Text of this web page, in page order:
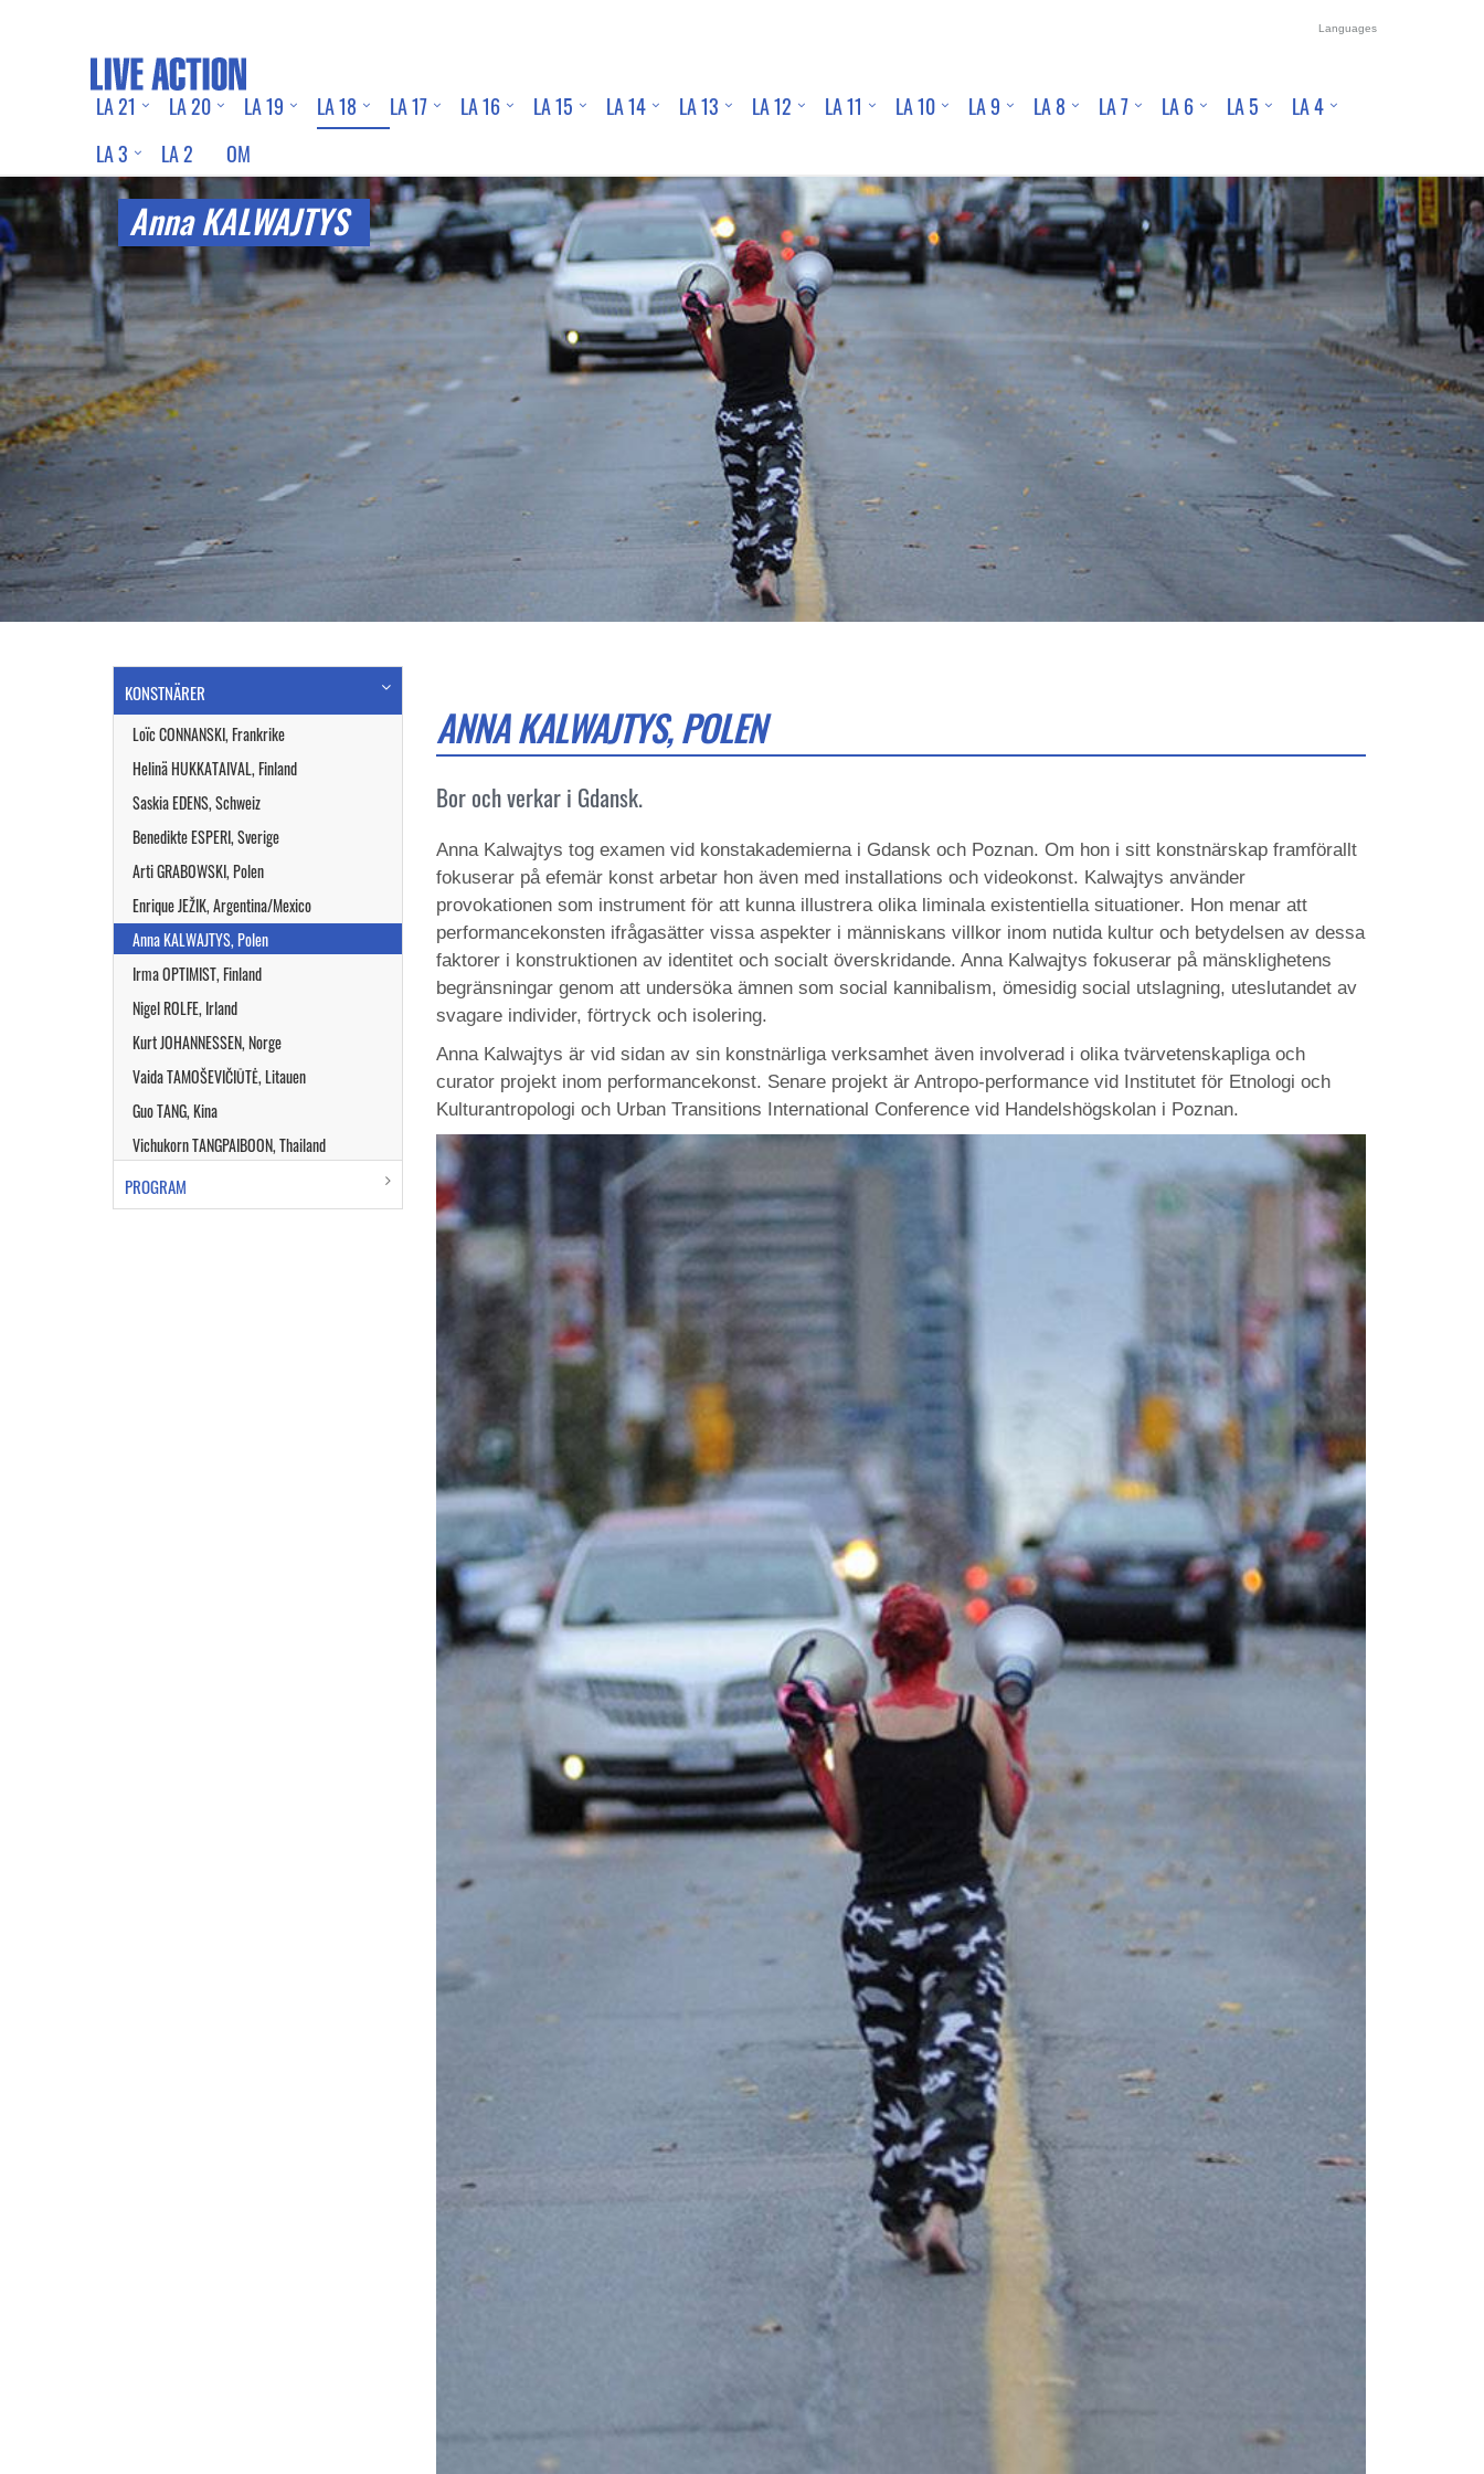
Languages
LA 21 LA 20 LA 19 LA 18 LA 17 LA 16 LA 15 LA 14 LA 13 LA 12 LA 11 LA 10 LA 9 LA 8 LA 7 LA 6 LA 5
LA 4
LA 3
LA 2 OM
Anna KALWAJTYS
KONSTNÄRER
Loïc CONNANSKI, Frankrike
Helinä HUKKATAIVAL, Finland
Saskia EDENS, Schweiz
Benedikte ESPERI, Sverige
Arti GRABOWSKI, Polen
Enrique JEŽIK, Argentina/Mexico
Anna KALWAJTYS, Polen
Irma OPTIMIST, Finland
Nigel ROLFE, Irland
Kurt JOHANNESSEN, Norge
Vaida TAMOŠEVIČIŪTĖ, Litauen
Guo TANG, Kina
Vichukorn TANGPAIBOON, Thailand
PROGRAM
ANNA KALWAJTYS, POLEN
Bor och verkar i Gdansk.
Anna Kalwajtys tog examen vid konstakademierna i Gdansk och Poznan. Om hon i sitt konstnärskap framförallt
fokuserar på efemär konst arbetar hon även med installations och videokonst. Kalwajtys använder
provokationen som instrument för att kunna illustrera olika liminala existentiella situationer. Hon menar att
performancekonsten ifrågasätter vissa aspekter i människans villkor inom nutida kultur och betydelsen av dessa
faktorer i konstruktionen av identitet och socialt överskridande. Anna Kalwajtys fokuserar på mänsklighetens
begränsningar genom att undersöka ämnen som social kannibalism, ömesidig social utslagning, uteslutandet av
svagare individer, förtryck och isolering.
Anna Kalwajtys är vid sidan av sin konstnärliga verksamhet även involverad i olika tvärvetenskapliga och
curator projekt inom performancekonst. Senare projekt är Antropo-performance vid Institutet för Etnologi och
Kulturantropologi och Urban Transitions International Conference vid Handelshögskolan i Poznan.